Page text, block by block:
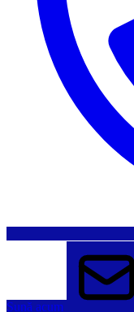
Sună acum